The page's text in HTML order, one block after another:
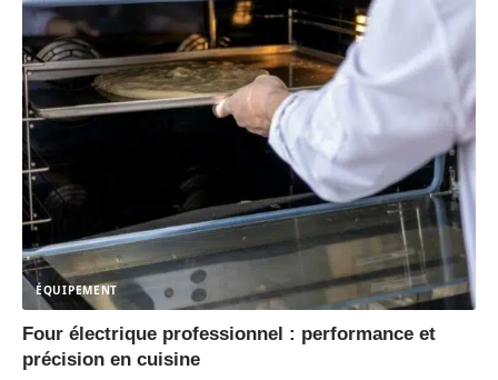
ÉQUIPEMENT
Four électrique professionnel : performance et
précision en cuisine